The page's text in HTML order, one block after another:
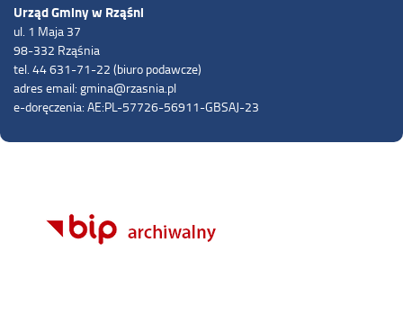
Urząd Gminy w Rząśni
ul. 1 Maja 37
98-332 Rząśnia
tel. 44 631-71-22 (biuro podawcze)
adres email: gmina@rzasnia.pl
e-doręczenia: AE:PL-57726-56911-GBSAJ-23